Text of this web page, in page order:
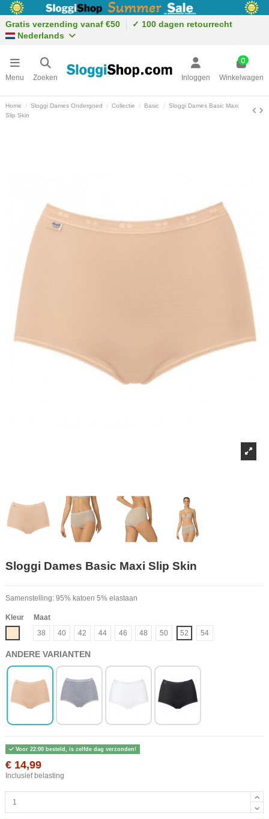
Gratis verzending vanaf €50
✓ 100 dagen retourrecht
Nederlands
Menu Zoeken Inloggen
0
Winkelwagen
Home Sloggi Dames Ondergoed Collectie Basic
Sloggi Dames Basic Maxi
Slip Skin
Sloggi Dames Basic Maxi Slip Skin
Samenstelling: 95% katoen 5% elastaan
Kleur
Maat
38
40 42 44 46 48 50 52 54
ANDERE VARIANTEN
Voor 22:00 besteld, is zelfde dag verzonden!
€ 14,99
Inclusief belasting